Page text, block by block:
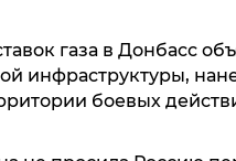
газа в Донбасс
инфраструктуры,
боевых